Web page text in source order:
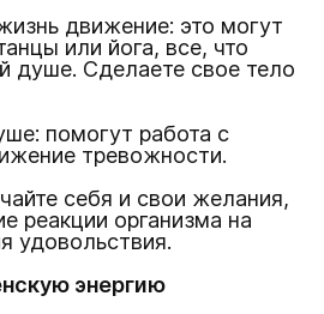
движение: это могут
или йога, все, что
душе. Сделаете свое тело
помогут работа с
тревожности.
себя и свои желания,
реакции организма на
удовольствия.
энергию